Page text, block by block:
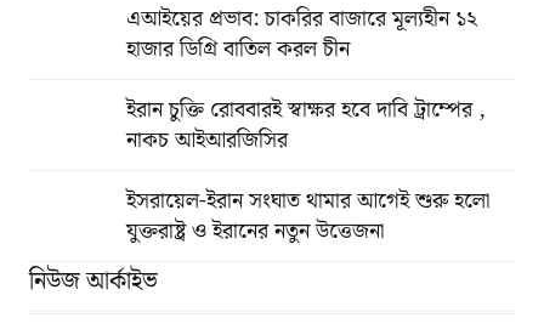
এআইয়ের প্রভাব: চাকরির বাজারে মূল্যহীন ১২
হাজার ডিগ্রি বাতিল করল চীন
ইরান চুক্তি রোববারই স্বাক্ষর হবে দাবি ট্রাম্পের ,
নাকচ আইআরজিসির
ইসরায়েল-ইরান সংঘাত থামার আগেই শুরু হলো
যুক্তরাষ্ট্র ও ইরানের নতুন উত্তেজনা
নিউজ আর্কাইভ